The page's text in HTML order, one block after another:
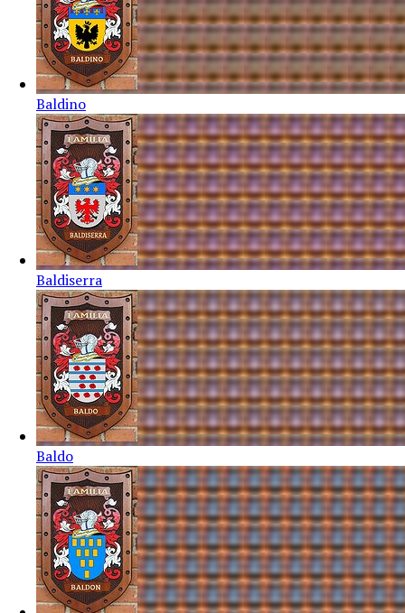
Baldino
Baldiserra
Baldo